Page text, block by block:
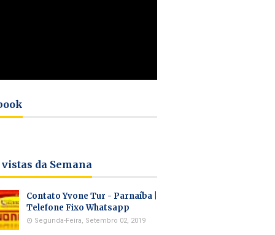
da Semana
Contato Yvone Tur - Parnaíba |
Telefone Fixo Whatsapp
Segunda-Feira, Setembro 02, 2019